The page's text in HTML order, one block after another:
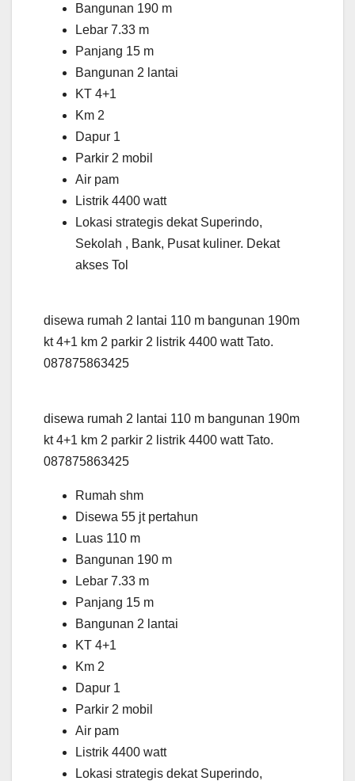
Bangunan 190 m
Lebar 7.33 m
Panjang 15 m
Bangunan 2 lantai
KT 4+1
Km 2
Dapur 1
Parkir 2 mobil
Air pam
Listrik 4400 watt
Lokasi strategis dekat Superindo,
Sekolah , Bank, Pusat kuliner. Dekat
akses Tol
disewa rumah 2 lantai 110 m bangunan 190m
kt 4+1 km 2 parkir 2 listrik 4400 watt Tato.
087875863425
disewa rumah 2 lantai 110 m bangunan 190m
kt 4+1 km 2 parkir 2 listrik 4400 watt Tato.
087875863425
Rumah shm
Disewa 55 jt pertahun
Luas 110 m
Bangunan 190 m
Lebar 7.33 m
Panjang 15 m
Bangunan 2 lantai
KT 4+1
Km 2
Dapur 1
Parkir 2 mobil
Air pam
Listrik 4400 watt
Lokasi strategis dekat Superindo,